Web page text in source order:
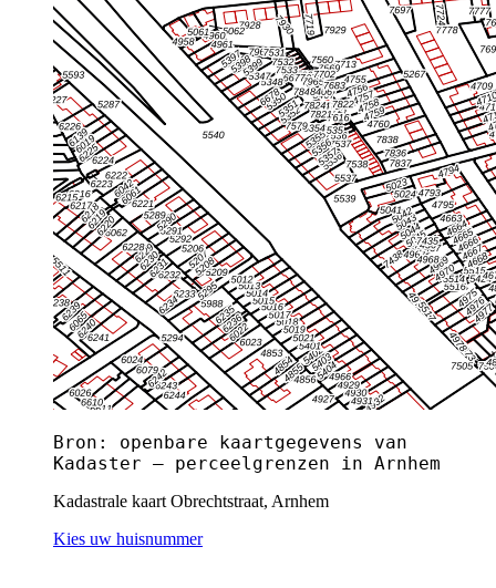
Bron: openbare kaartgegevens van
Kadaster — perceelgrenzen in Arnhem
Kadastrale kaart Obrechtstraat, Arnhem
Kies uw huisnummer